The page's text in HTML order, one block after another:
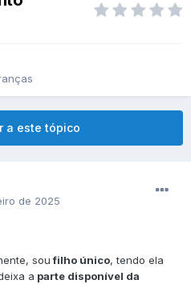
a este tópico
de 2025
soufilho único, tendo ela
a parte disponível da